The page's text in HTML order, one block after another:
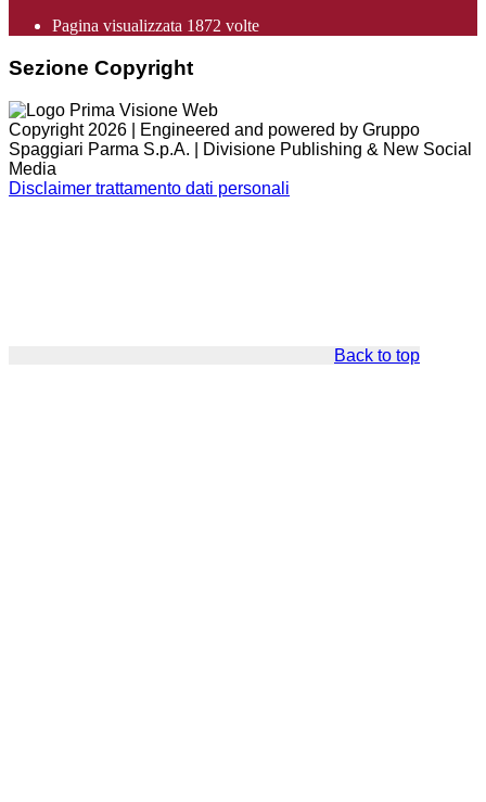
Pagina visualizzata 1872 volte
Sezione Copyright
Copyright 2026 | Engineered and powered by Gruppo
Spaggiari Parma S.p.A. | Divisione Publishing & New Social
Media
Disclaimer trattamento dati personali
Back to top